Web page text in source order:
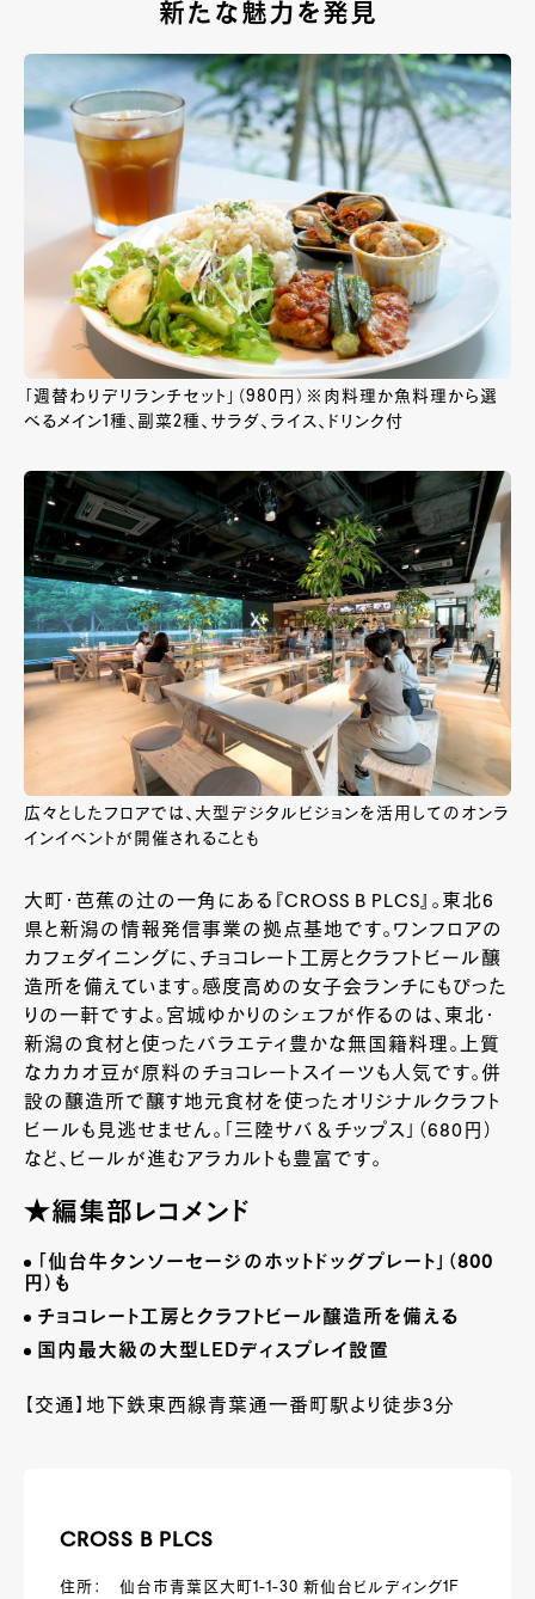
新たな魅力を発見
「週替わりデリランチセット」（980円）※肉料理か魚料理から選
べるメイン1種、副菜2種、サラダ、ライス、ドリンク付
広々としたフロアでは、大型デジタルビジョンを活用してのオンラ
インイベントが開催されることも
大町・芭蕉の辻の一角にある『CROSS B PLCS』。東北6
県と新潟の情報発信事業の拠点基地です。ワンフロアの
カフェダイニングに、チョコレート工房とクラフトビール醸
造所を備えています。感度高めの女子会ランチにもぴった
りの一軒ですよ。宮城ゆかりのシェフが作るのは、東北・
新潟の食材と使ったバラエティ豊かな無国籍料理。上質
なカカオ豆が原料のチョコレートスイーツも人気です。併
設の醸造所で醸す地元食材を使ったオリジナルクラフト
ビールも見逃せません。「三陸サバ＆チップス」（680円）
など、ビールが進むアラカルトも豊富です。
★編集部レコメンド
「仙台牛タンソーセージのホットドッグプレート」（800
円）も
チョコレート工房とクラフトビール醸造所を備える
国内最大級の大型ＬＥＤディスプレイ設置
【交通】地下鉄東西線青葉通一番町駅より徒歩3分
CROSS B PLCS
住所： 仙台市青葉区大町1-1-30 新仙台ビルディング1Ｆ